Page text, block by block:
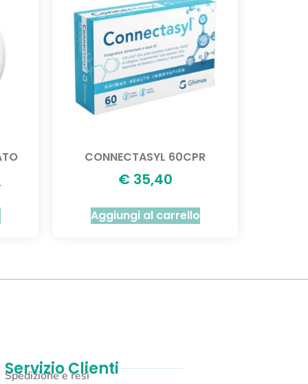
CONNECTASYL 60CPR
€35,40
Aggiungi al carrello
Servizio Clienti
Spedizione e resi